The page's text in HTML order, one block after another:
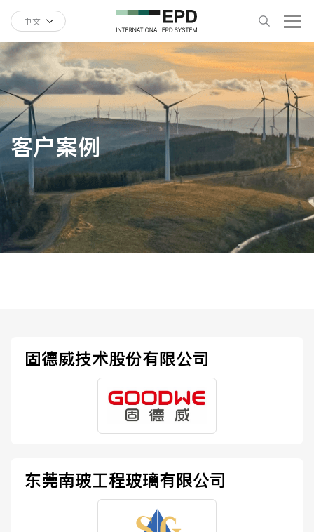
中文
客户案例
固德威技术股份有限公司
东莞南玻工程玻璃有限公司